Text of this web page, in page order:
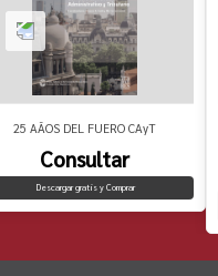
25 AÃOS DEL FUERO CAyT
Consultar
Descargar gratis y Comprar